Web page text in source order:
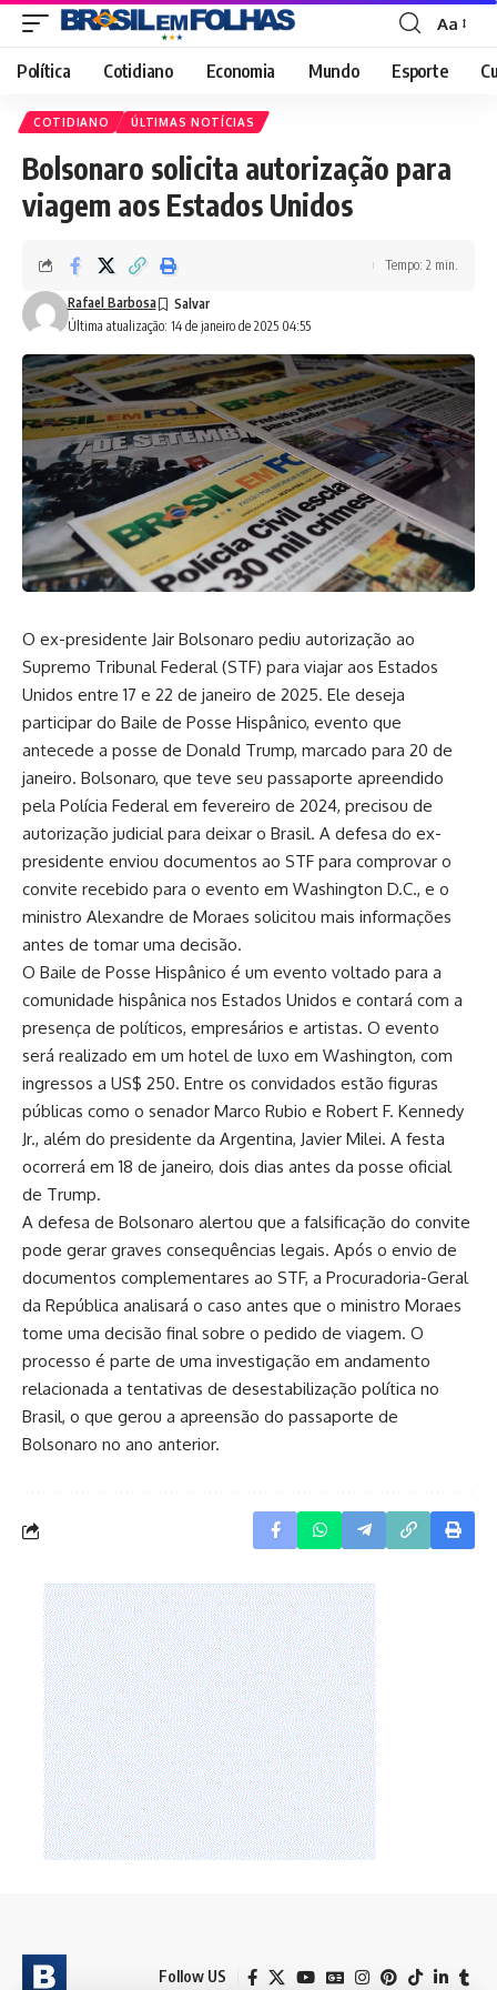
Font
Resizer
Aa
Política Cotidiano Economia Mundo Esporte
COTIDIANO ÚLTIMAS NOTÍCIAS
Bolsonaro solicita autorização para
viagem aos Estados Unidos
Última atualização: 14 de janeiro de 2025 04:55
Rafael Barbosa
Tempo: 2 min.
O ex-presidente Jair Bolsonaro pediu autorização ao
Supremo Tribunal Federal (STF) para viajar aos Estados
Unidos entre 17 e 22 de janeiro de 2025. Ele deseja
participar do Baile de Posse Hispânico, evento que
antecede a posse de Donald Trump, marcado para 20 de
janeiro. Bolsonaro, que teve seu passaporte apreendido
pela Polícia Federal em fevereiro de 2024, precisou de
autorização judicial para deixar o Brasil. A defesa do ex-
presidente enviou documentos ao STF para comprovar o
convite recebido para o evento em Washington D.C., e o
ministro Alexandre de Moraes solicitou mais informações
antes de tomar uma decisão.
O Baile de Posse Hispânico é um evento voltado para a
comunidade hispânica nos Estados Unidos e contará com a
presença de políticos, empresários e artistas. O evento
será realizado em um hotel de luxo em Washington, com
ingressos a US$ 250. Entre os convidados estão figuras
públicas como o senador Marco Rubio e Robert F. Kennedy
Jr., além do presidente da Argentina, Javier Milei. A festa
ocorrerá em 18 de janeiro, dois dias antes da posse oficial
de Trump.
A defesa de Bolsonaro alertou que a falsificação do convite
pode gerar graves consequências legais. Após o envio de
documentos complementares ao STF, a Procuradoria-Geral
da República analisará o caso antes que o ministro Moraes
tome uma decisão final sobre o pedido de viagem. O
processo é parte de uma investigação em andamento
relacionada a tentativas de desestabilização política no
Brasil, o que gerou a apreensão do passaporte de
Bolsonaro no ano anterior.
Follow US